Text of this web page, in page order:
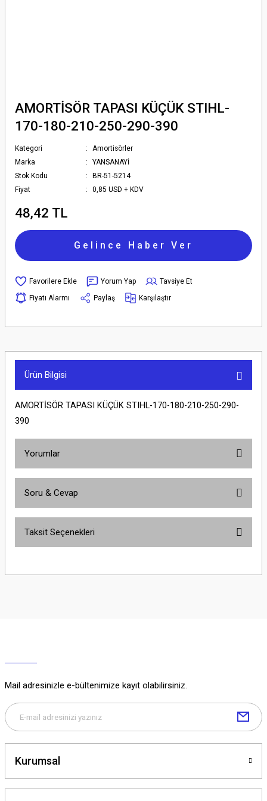
AMORTİSÖR TAPASI KÜÇÜK STIHL-
170-180-210-250-290-390
Kategori
Amortisörler
Marka
YANSANAYİ
Stok Kodu
BR-51-5214
Fiyat
0,85 USD + KDV
48,42 TL
Gelince Haber Ver
Yorum Yap
Tavsiye Et
Fiyatı Alarmı
Paylaş Karşılaştır
Ürün Bilgisi
AMORTİSÖR TAPASI KÜÇÜK STIHL-170-180-210-250-290-
390
Yorumlar
Soru & Cevap
Soru Sor
Taksit Seçenekleri
Mail adresinizle e-bültenimize kayıt olabilirsiniz.
Kurumsal